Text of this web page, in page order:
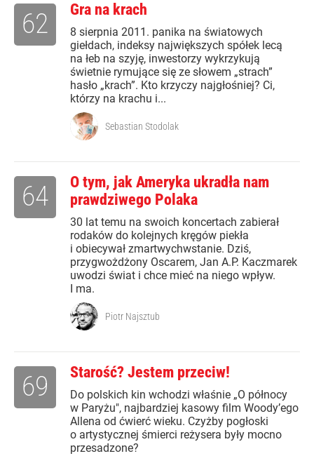
Gra na krach
8 sierpnia 2011. panika na światowych
giełdach, indeksy największych spółek lecą
na łeb na szyję, inwestorzy wykrzykują
świetnie rymujące się ze słowem „strach”
hasło „krach”. Kto krzyczy najgłośniej? Ci,
którzy na krachu i...
62
Sebastian Stodolak
O tym, jak Ameryka ukradła nam
prawdziwego Polaka
30 lat temu na swoich koncertach zabierał
rodaków do kolejnych kręgów piekła
i obiecywał zmartwychwstanie. Dziś,
przygwożdżony Oscarem, Jan A.P. Kaczmarek
uwodzi świat i chce mieć na niego wpływ.
I ma.
64
Piotr Najsztub
Starość? Jestem przeciw!
Do polskich kin wchodzi właśnie „O północy
w Paryżu", najbardziej kasowy film Woody’ego
Allena od ćwierć wieku. Czyżby pogłoski
o artystycznej śmierci reżysera były mocno
przesadzone?
69